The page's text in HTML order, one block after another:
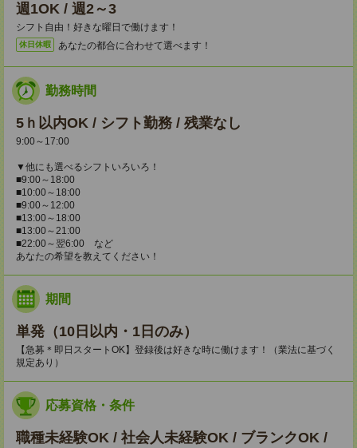
週1OK / 週2～3
シフト自由！好きな曜日で働けます！
休日休暇 あなたの都合に合わせて選べます！
勤務時間
5ｈ以内OK / シフト勤務 / 残業なし
9:00～17:00
▼他にも選べるシフトいろいろ！
■9:00～18:00
■10:00～18:00
■9:00～12:00
■13:00～18:00
■13:00～21:00
■22:00～翌6:00 など
あなたの希望を教えてください！
期間
単発（10日以内・1日のみ）
【急募＊即日スタートOK】登録後は好きな時に働けます！（業法に基づく
規定あり）
応募資格・条件
職種未経験OK / 社会人未経験OK / ブランクOK /